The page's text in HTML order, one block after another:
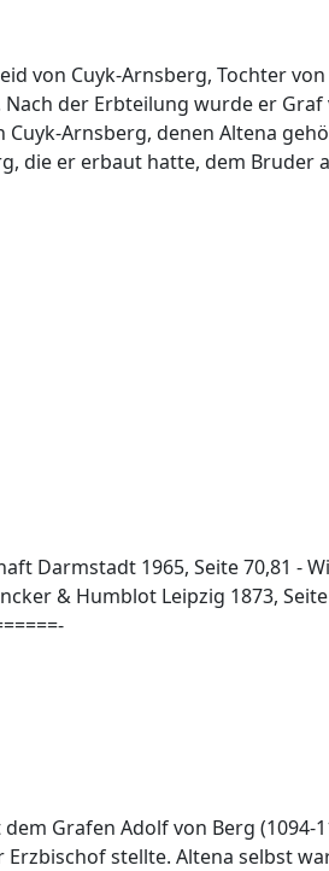
von Cuyk-Arnsberg, Tochter
der Erbteilung wurde er
Arnsberg, denen Altena
die er erbaut hatte, dem Bruder
Darmstadt 1965, Seite 70,81 -
& Humblot Leipzig 1873,
Grafen Adolf von Berg
stellte. Altena selbst